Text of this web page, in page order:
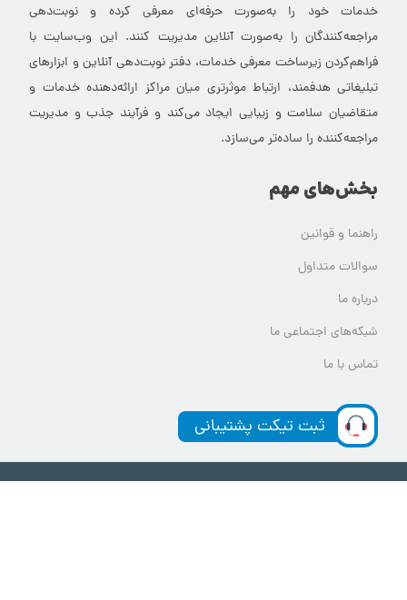
خدمات خود را به‌صورت حرفه‌ای معرفی کرده و نوبت‌دهی
مراجعه‌کنندگان را به‌صورت آنلاین مدیریت کنند. این وب‌سایت با
فراهم‌کردن زیرساخت معرفی خدمات، دفتر نوبت‌دهی آنلاین و ابزارهای
تبلیغاتی هدفمند، ارتباط موثرتری میان مراکز ارائه‌دهنده خدمات و
متقاضیان سلامت و زیبایی ایجاد می‌کند و فرآیند جذب و مدیریت
مراجعه‌کننده را ساده‌تر می‌سازد.
بخش‌های مهم
راهنما و قوانین
سوالات متداول
درباره ما
شبکه‌های اجتماعی ما
تماس با ما
ثبت تیکت پشتیبانی